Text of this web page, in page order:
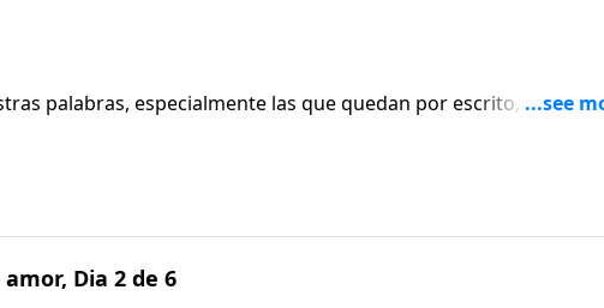
palabras, especialmente las que quedan por escrito, son
malinterpretadas. Nuestros correos electrónicos y
Dia 2 de 6